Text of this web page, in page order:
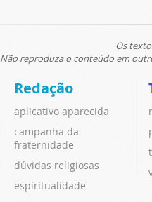
Os
Não reproduza o conteúdo em
Redação
aplicativo aparecida
campanha da
fraternidade
dúvidas religiosas
espiritualidade